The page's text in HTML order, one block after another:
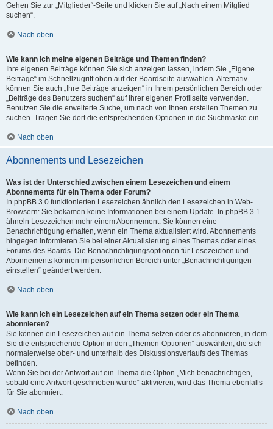
Gehen Sie zur „Mitglieder“-Seite und klicken Sie auf „Nach einem Mitglied
suchen“.
Nach oben
Wie kann ich meine eigenen Beiträge und Themen finden?
Ihre eigenen Beiträge können Sie sich anzeigen lassen, indem Sie „Eigene
Beiträge“ im Schnellzugriff oben auf der Boardseite auswählen. Alternativ
können Sie auch „Ihre Beiträge anzeigen“ in Ihrem persönlichen Bereich oder
„Beiträge des Benutzers suchen“ auf Ihrer eigenen Profilseite verwenden.
Benutzen Sie die erweiterte Suche, um nach von Ihnen erstellen Themen zu
suchen. Tragen Sie dort die entsprechenden Optionen in die Suchmaske ein.
Nach oben
Abonnements und Lesezeichen
Was ist der Unterschied zwischen einem Lesezeichen und einem
Abonnements für ein Thema oder Forum?
In phpBB 3.0 funktionierten Lesezeichen ähnlich den Lesezeichen in Web-
Browsern: Sie bekamen keine Informationen bei einem Update. In phpBB 3.1
ähneln Lesezeichen mehr einem Abonnement: Sie können eine
Benachrichtigung erhalten, wenn ein Thema aktualisiert wird. Abonnements
hingegen informieren Sie bei einer Aktualisierung eines Themas oder eines
Forums des Boards. Die Benachrichtigungsoptionen für Lesezeichen und
Abonnements können im persönlichen Bereich unter „Benachrichtigungen
einstellen“ geändert werden.
Nach oben
Wie kann ich ein Lesezeichen auf ein Thema setzen oder ein Thema
abonnieren?
Sie können ein Lesezeichen auf ein Thema setzen oder es abonnieren, in dem
Sie die entsprechende Option in den „Themen-Optionen“ auswählen, die sich
normalerweise ober- und unterhalb des Diskussionsverlaufs des Themas
befinden.
Wenn Sie bei der Antwort auf ein Thema die Option „Mich benachrichtigen,
sobald eine Antwort geschrieben wurde“ aktivieren, wird das Thema ebenfalls
für Sie abonniert.
Nach oben